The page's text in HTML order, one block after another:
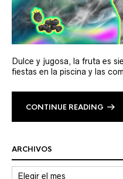
Dulce y jugosa, la fruta es
fiestas en la piscina y las
CONTINUE READING
ARCHIVOS
Archivos